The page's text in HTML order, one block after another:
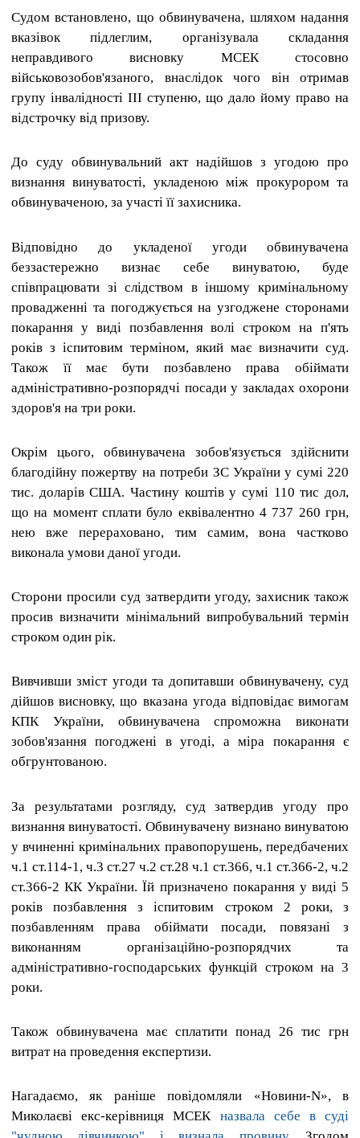
Судом встановлено, що обвинувачена, шляхом надання
вказівок підлеглим, організувала складання
неправдивого висновку МСЕК стосовно
військовозобов'язаного, внаслідок чого він отримав
групу інвалідності ІІІ ступеню, що дало йому право на
відстрочку від призову.
До суду обвинувальний акт надійшов з угодою про
визнання винуватості, укладеною між прокурором та
обвинуваченою, за участі її захисника.
Відповідно до укладеної угоди обвинувачена
беззастережно визнає себе винуватою, буде
співпрацювати зі слідством в іншому кримінальному
провадженні та погоджується на узгоджене сторонами
покарання у виді позбавлення волі строком на п'ять
років з іспитовим терміном, який має визначити суд.
Також її має бути позбавлено права обіймати
адміністративно-розпорядчі посади у закладах охорони
здоров'я на три роки.
Окрім цього, обвинувачена зобов'язується здійснити
благодійну пожертву на потреби ЗС України у сумі 220
тис. доларів США. Частину коштів у сумі 110 тис дол,
що на момент сплати було еквівалентно 4 737 260 грн,
нею вже перераховано, тим самим, вона частково
виконала умови даної угоди.
Сторони просили суд затвердити угоду, захисник також
просив визначити мінімальний випробувальний термін
строком один рік.
Вивчивши зміст угоди та допитавши обвинувачену, суд
дійшов висновку, що вказана угода відповідає вимогам
КПК України, обвинувачена спроможна виконати
зобов'язання погоджені в угоді, а міра покарання є
обгрунтованою.
За результатами розгляду, суд затвердив угоду про
визнання винуватості. Обвинувачену визнано винуватою
у вчиненні кримінальних правопорушень, передбачених
ч.1 ст.114-1, ч.3 ст.27 ч.2 ст.28 ч.1 ст.366, ч.1 ст.366-2, ч.2
ст.366-2 КК України. Їй призначено покарання у виді 5
років позбавлення з іспитовим строком 2 роки, з
позбавленням права обіймати посади, повязані з
виконанням організаційно-розпорядчих та
адміністративно-господарських функцій строком на 3
роки.
Також обвинувачена має сплатити понад 26 тис грн
витрат на проведення експертизи.
Нагадаємо, як раніше повідомляли «Новини-N», в
Миколаєві екс-керівниця МСЕК назвала себе в суді